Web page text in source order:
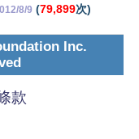
8/9 (79,899次)
Inc.
款